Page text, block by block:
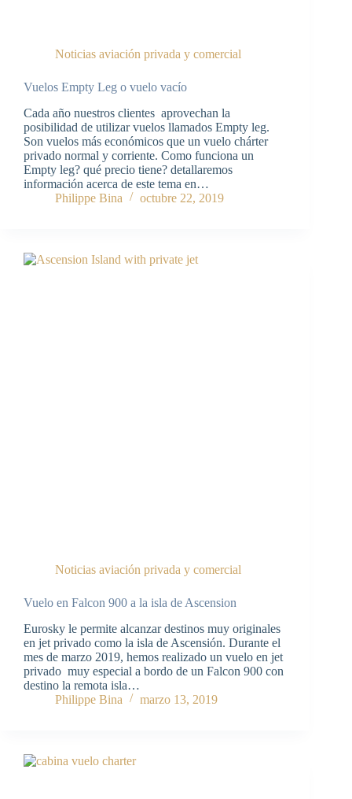
Noticias aviación privada y comercial
Vuelos Empty Leg o vuelo vacío
Cada año nuestros clientes aprovechan la
posibilidad de utilizar vuelos llamados Empty leg.
Son vuelos más económicos que un vuelo chárter
privado normal y corriente. Como funciona un
Empty leg? qué precio tiene? detallaremos
información acerca de este tema en…
Philippe Bina
octubre 22, 2019
Noticias aviación privada y comercial
Vuelo en Falcon 900 a la isla de Ascension
Eurosky le permite alcanzar destinos muy originales
en jet privado como la isla de Ascensión. Durante el
mes de marzo 2019, hemos realizado un vuelo en jet
privado muy especial a bordo de un Falcon 900 con
destino la remota isla…
Philippe Bina
marzo 13, 2019